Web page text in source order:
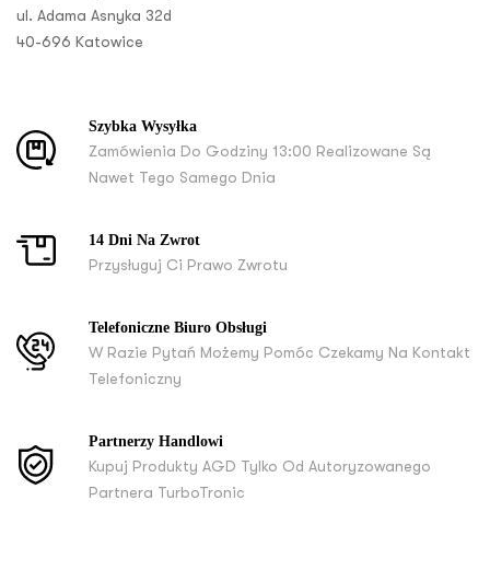
ul. Adama Asnyka 32d
40-696 Katowice
Szybka Wysyłka
Zamówienia Do Godziny 13:00 Realizowane Są
Nawet Tego Samego Dnia
14 Dni Na Zwrot
Przysługuj Ci Prawo Zwrotu
Telefoniczne Biuro Obsługi
W Razie Pytań Możemy Pomóc Czekamy Na Kontakt
Telefoniczny
Partnerzy Handlowi
Kupuj Produkty AGD Tylko Od Autoryzowanego
Partnera TurboTronic